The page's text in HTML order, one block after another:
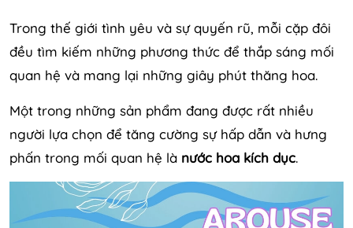
Trong thế giới tình yêu và sự quyến rũ, mỗi cặp đôi
đều tìm kiếm những phương thức để thắp sáng mối
quan hệ và mang lại những giây phút thăng hoa.
Một trong những sản phẩm đang được rất nhiều
người lựa chọn để tăng cường sự hấp dẫn và hưng
phấn trong mối quan hệ là nước hoa kích dục.